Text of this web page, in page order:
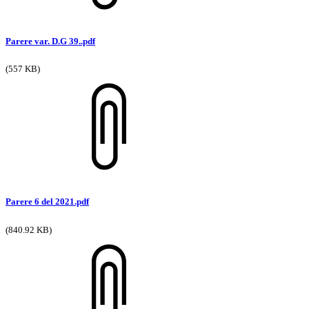
Parere var. D.G 39..pdf
(557 KB)
Parere 6 del 2021.pdf
(840.92 KB)